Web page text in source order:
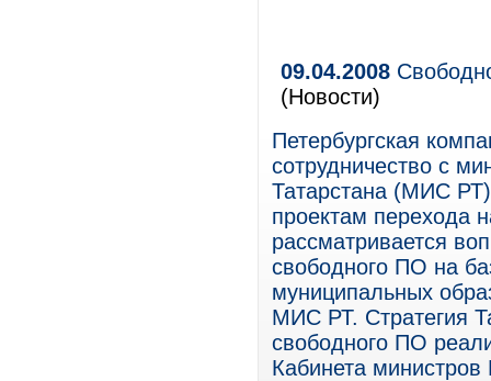
09.04.2008
(Новости)
Петербургская
сотрудничество с
Татарстана (МИС РТ)
проектам перехода
рассматривается
свободного ПО на
муниципальных
МИС РТ. Стратегия
свободного ПО
Кабинета министров